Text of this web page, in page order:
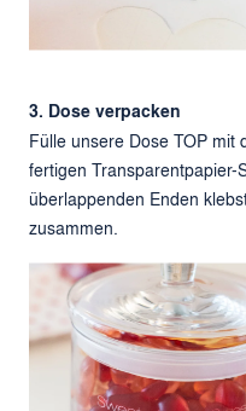
3. Dose verpacken
Fülle unsere Dose TOP mit
fertigen
überlappenden Enden
zusammen.